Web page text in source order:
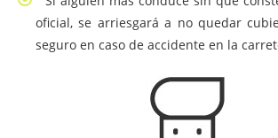
oficial, se arriesgará a no quedar
seguro en caso de accidente en la